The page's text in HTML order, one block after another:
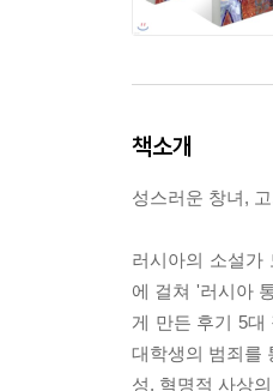
책소개
성스러운 창녀,
러시아의 소설가
에 걸쳐 '러시아
게 만든 후기 5
대학생의 범죄를
성, 혁명적 사상